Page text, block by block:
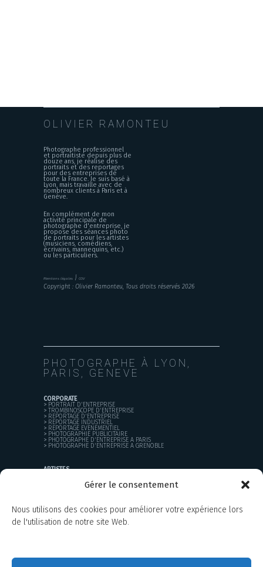
Gérer le consentement
Nous utilisons des cookies pour améliorer votre expérience lors
de l'utilisation de notre site Web.
OLIVIER RAMONTEU
Photographe professionnel
et portraitiste depuis plus de
douze ans, je réalise des
portraits et des reportages
pour des entreprises de
toute la France. Je suis basé à
Lyon, mais travaille avec de
nombreux clients à Paris et à
Genève.
En complément de mon
activité principale de
photographe d'entreprise, je
propose des séances photo
de portraits pour les artistes
(musiciens, comédiens,
écrivains, mannequins, etc.)
ou les particuliers.
Mentions légales | CGV
Copyright : Olivier Ramonteu, Tous droits réservés 2026
PHOTOGRAPHE À LYON,
PARIS, GENEVE
CORPORATE
> PORTRAIT D'ENTREPRISE
> TROMBINOSCOPE D'ENTREPRISE
> REPORTAGE D'ENTREPRISE
> REPORTAGE INDUSTRIEL
> REPORTAGE EVENEMENTIEL
> PHOTOGRAPHIE PUBLICITAIRE
> PHOTOGRAPHE D'ENTREPRISE A PARIS
> PHOTOGRAPHE D'ENTREPRISE A GRENOBLE
ARTISTES
CREATION D'UNIVERS VISUEL
PARTICULIERS
>PORTRAIT
>COURS DE PHOTO